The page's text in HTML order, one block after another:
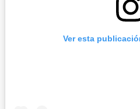
Ver esta